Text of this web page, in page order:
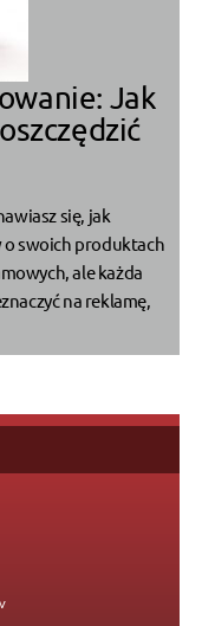
Jak
się, jak
swoich produktach
ale każda
na reklamę,